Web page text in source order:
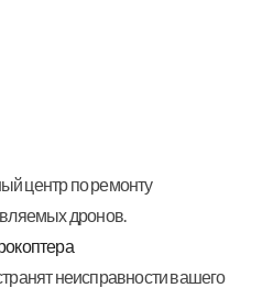
центр по ремонту
дронов.
неисправности вашего